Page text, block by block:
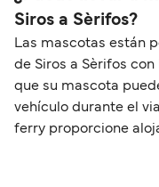
Siros a Sèrifos?
Las mascotas están
de Siros a Sèrifos con
que su mascota
vehículo durante el
ferry proporcione